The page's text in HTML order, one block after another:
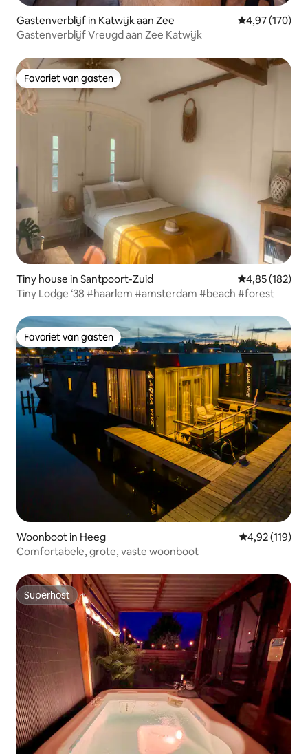
Gastenverblijf in Katwijk aan Zee Gemiddelde
4,97 (170)
Gastenverblijf Vreugd aan Zee Katwijk
Favoriet van gasten
Favoriet van gasten
Tiny house in Santpoort-Zuid Gemiddelde
4,85 (182)
Tiny Lodge ‘38 #haarlem #amsterdam #beach #forest
Favoriet van gasten
Favoriet van gasten
Woonboot in Heeg Gemiddelde
4,92 (119)
Comfortabele, grote, vaste woonboot
Superhost
Superhost